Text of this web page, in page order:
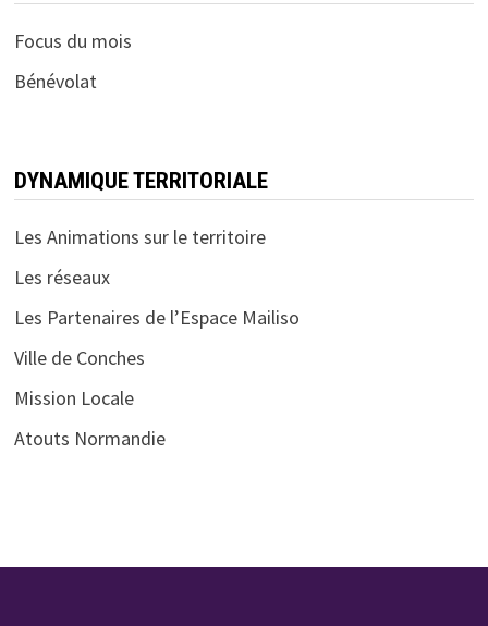
Focus du mois
Bénévolat
DYNAMIQUE TERRITORIALE
Les Animations sur le territoire
Les réseaux
Les Partenaires de l’Espace Mailiso
Ville de Conches
Mission Locale
Atouts Normandie